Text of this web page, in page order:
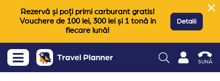
Rezervă și poți primi carburant gratis!
Vouchere de 100 lei, 300 lei și 1 tonă in
fiecare lună!
Detalii
SUNĂ